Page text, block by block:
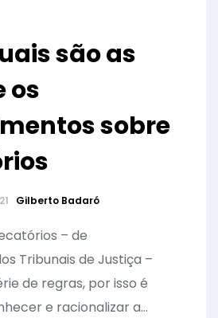
são as
os
sobre
Gilberto Badaró
– de
Tribunais de Justiça –
de regras, por isso é
e racionalizar a...